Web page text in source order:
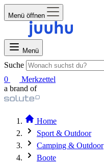
Menü öffnen
Menü
Suche
0
Merkzettel
a brand of
Home
Sport & Outdoor
Camping & Outdoor
Boote